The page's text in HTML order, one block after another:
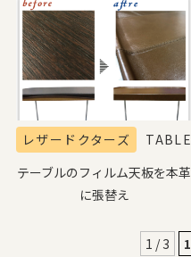
レザードクターズ
TABLE
テーブルのフィルム天板を本革
に張替え
1 / 3 1